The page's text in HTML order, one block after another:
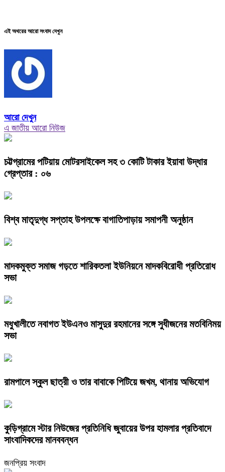
এই অথরের আরো সংবাদ দেখুন
আরো দেখুন
এ জাতীয় আরো নিউজ
চট্টগ্রামের পটিয়ায় মোটরসাইকেল সহ ৩ কোটি টাকার ইয়াবা উদ্ধার
গ্রেপ্তার : ০৬
বিশ্ব মাতৃদুগ্ধ সপ্তাহ উপলক্ষে বাগাতিপাড়ায় সমাপনী অনুষ্ঠান
মাদকমুক্ত সমাজ গড়তে শারিকতলা ইউনিয়নে মাদকবিরোধী প্রতিরোধ
সভা
মধুখালীতে নবাগত ইউএনও মাসুদুর রহমানের সঙ্গে সুধীজনের মতবিনিময়
সভা
রামপালে স্কুল ছাত্রী ও তার বাবাকে পিটিয়ে জখম, থানায় অভিযোগ
কুড়িগ্রামে স্টার নিউজের প্রতিনিধি জুবায়ের উপর হামলার প্রতিবাদে
সাংবাদিকদের মানববন্ধন
জনপ্রিয় সংবাদ